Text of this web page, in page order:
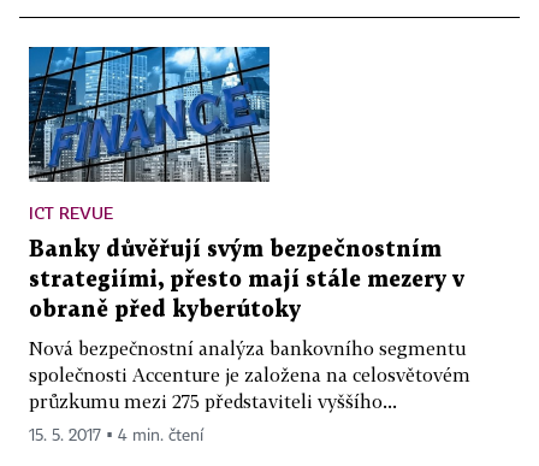
ICT REVUE
Banky důvěřují svým bezpečnostním
strategiími, přesto mají stále mezery v
obraně před kyberútoky
Nová bezpečnostní analýza bankovního segmentu
společnosti Accenture je založena na celosvětovém
průzkumu mezi 275 představiteli vyššího...
15. 5. 2017 ▪ 4 min. čtení